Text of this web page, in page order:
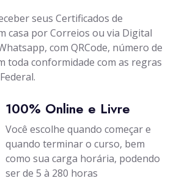
seus Certificados de
casa por Correios ou via Digital
com QRCode, número de
toda conformidade com as regras
100% Online e Livre
Você escolhe quando começar e
quando terminar o curso, bem
como sua carga horária, podendo
ser de 5 à 280 horas